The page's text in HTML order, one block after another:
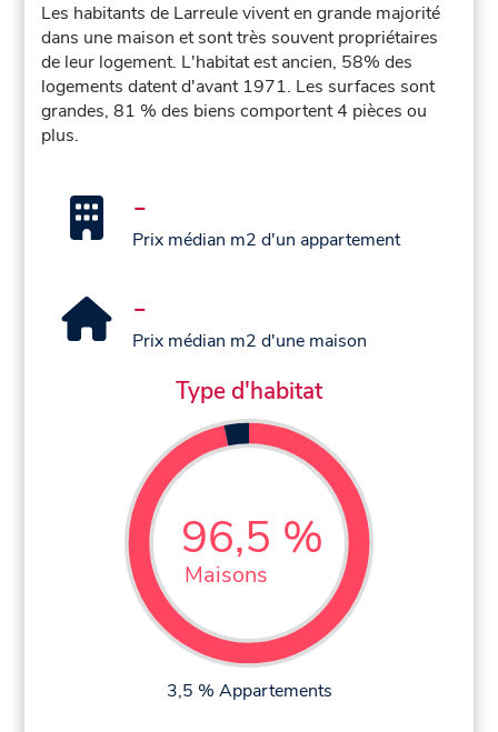
Les habitants de Larreule vivent en grande majorité
dans une maison et sont très souvent propriétaires
de leur logement. L'habitat est ancien, 58% des
logements datent d'avant 1971. Les surfaces sont
grandes, 81 % des biens comportent 4 pièces ou
plus.
-
Prix médian m2 d'un appartement
-
Prix médian m2 d'une maison
Type d'habitat
96,5 %
Maisons
3,5 % Appartements